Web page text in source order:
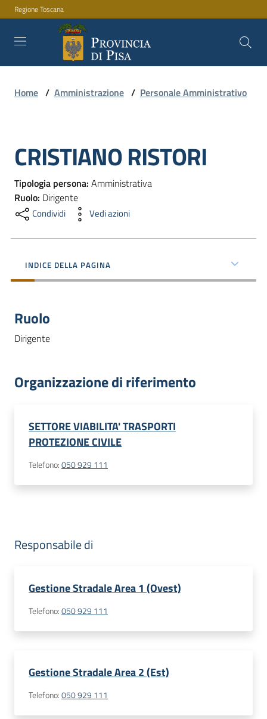
Vai al contenuto
Vai alla navigazione
Vai al footer
Regione Toscana
Amministrazione
Servizi
Novità
Home / Amministrazione / Personale Amministrativo
Salta al contenuto
CRISTIANO RISTORI
Tipologia persona: Amministrativa
Ruolo: Dirigente
Condividi Vedi azioni
INDICE DELLA PAGINA
Ruolo
Dirigente
Organizzazione di riferimento
SETTORE VIABILITA' TRASPORTI
PROTEZIONE CIVILE
Telefono:050 929 111
Responsabile di
Gestione Stradale Area 1 (Ovest)
Telefono:050 929 111
Gestione Stradale Area 2 (Est)
Telefono:050 929 111